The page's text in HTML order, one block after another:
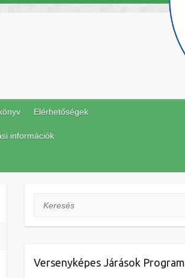
Elérhetőségek
információk
Keresés
Versenyképes Járások Program